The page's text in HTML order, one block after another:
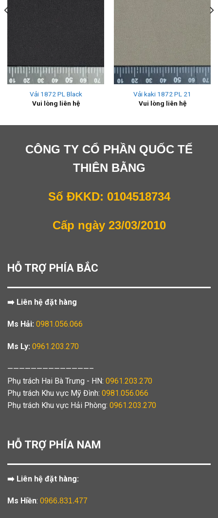
Vải 1872 PL Black
Vui lòng liên hệ
Vải kaki 1872 PL 21
Vui lòng liên hệ
CÔNG TY CỔ PHẦN QUỐC TẾ
THIÊN BẰNG
Số ĐKKD: 0104518734
Cấp ngày 23/03/2010
HỖ TRỢ PHÍA BẮC
➡️ Liên hệ đặt hàng
Ms Hải: 0981.056.066
Ms Ly: 0961.203.270
——————————————–
Phụ trách Hai Bà Trưng - HN: 0961.203.270
Phụ trách Khu vực Mỹ Đình: 0981.056.066
Phụ trách Khu vực Hải Phòng: 0961.203.270
HỖ TRỢ PHÍA NAM
➡️ Liên hệ đặt hàng:
Ms Hiền: 0966.831.477